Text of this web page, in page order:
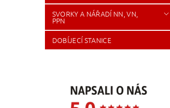
SVORKY A NÁŘADÍ NN, VN,
PPN
DOBÍJECÍ STANICE